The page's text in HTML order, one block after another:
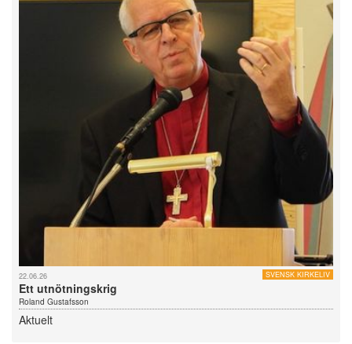
22.06.26 SVENSK KIRKELIV
Ett utnötningskrig
Roland Gustafsson
Aktuelt